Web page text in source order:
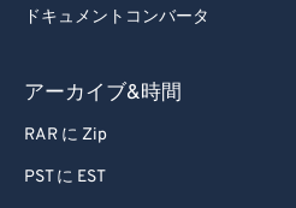
ドキュメントコンバータ
アーカイブ&時間
RAR に Zip
PST に EST